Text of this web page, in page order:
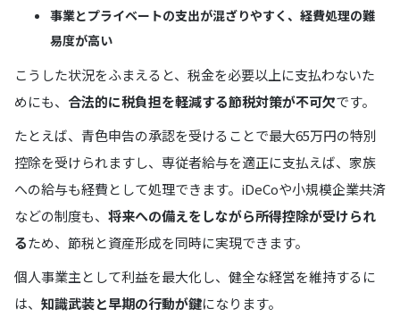
事業とプライベートの支出が混ざりやすく、経費処理の難
易度が高い
こうした状況をふまえると、税金を必要以上に支払わないた
めにも、 合法的に税負担を軽減する節税対策が不可欠です。
たとえば、青色申告の承認を受けることで最大65万円の特別
控除を受けられますし、専従者給与を適正に支払えば、家族
への給与も経費として処理できます。iDeCoや小規模企業共済
などの制度も、 将来への備えをしながら所得控除が受けられ
るため、節税と資産形成を同時に実現できます。
個人事業主として利益を最大化し、健全な経営を維持するに
は、 知識武装と早期の行動が鍵になります。